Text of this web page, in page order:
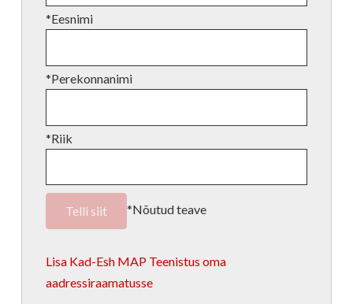
*Eesnimi
*Perekonnanimi
*Riik
*Nõutud teave
Lisa Kad-Esh MAP Teenistus oma
aadressiraamatusse